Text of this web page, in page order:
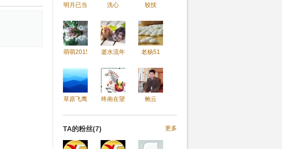
明月已当 洗心 较技
萌萌2015 逝水流年 老杨51
草原飞鹰 终南在望 鲍云
更多
TA的粉丝(7)